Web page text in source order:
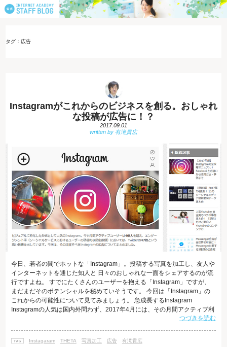
タグ：広告
Instagramがこれからのビジネスを創る。おしゃれ
な投稿が広告に！？
2017.09.01
今日、若者の間でホットな「Instagram」。投稿する写真を加工し、友人や
インターネットを通じた知人と 日々のおしゃれな一面をシェアするのが流
行ですよね。 すでにたくさんのユーザーを抱える「Instagram」ですが、
まだまだそのポテンシャルを秘めていそうです。 今回は「Instagram」の
これからの可能性について見てみましょう。 急成長するInstagram
Instagramの人気は国内外問わず、2017年4月には、その月間アクティブ利
用者数が7億人を超えたことが公表されました。 また、日本国内での年代
考：Instagramの国内利用者数 また、その理由として女性ユーザーが答え
つづきを読む
Instagaram THETA 写真加工 広告 有滝貴広